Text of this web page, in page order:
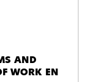
AND
WORK EN